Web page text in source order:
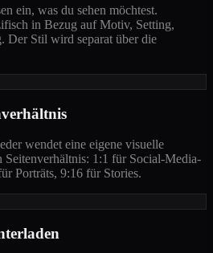
ein, was du sehen möchtest.
in Bezug auf Motiv, Setting,
Der Stil wird separat über die
wendet eine eigene visuelle
Seitenverhältnis: 1:1 für Social-Media-
Porträts, 9:16 für Stories.